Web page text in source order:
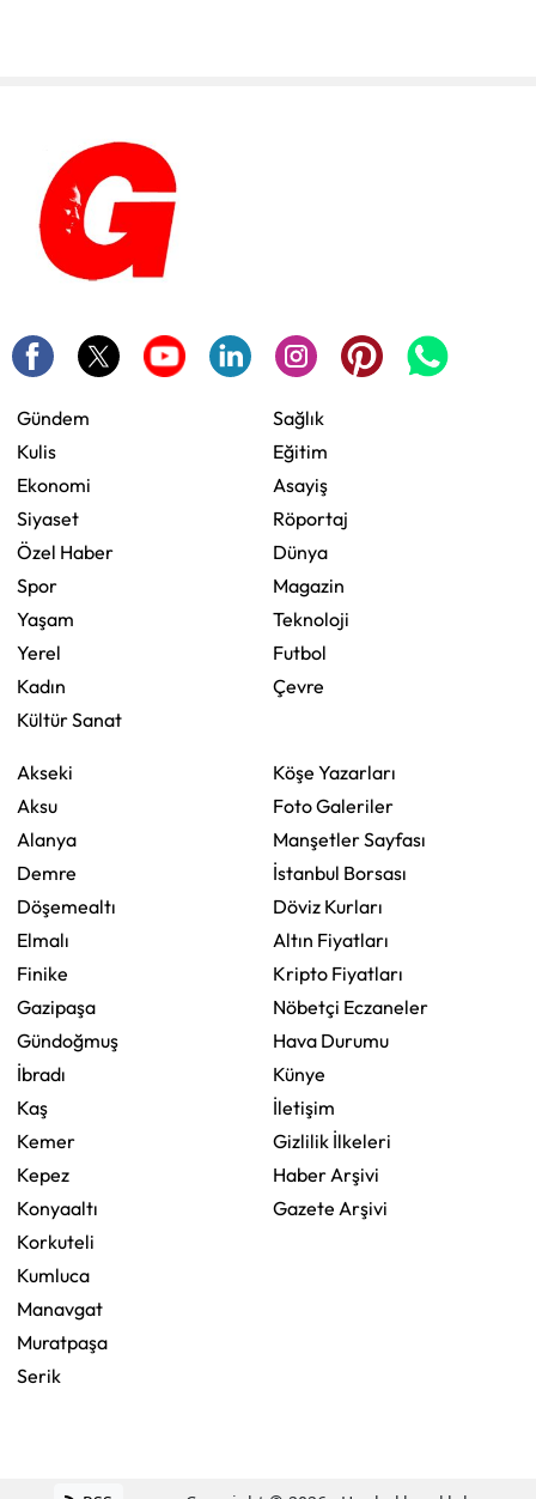
Gündem
Kulis
Ekonomi
Siyaset
Özel Haber
Spor
Yaşam
Yerel
Kadın
Kültür Sanat
Sağlık
Eğitim
Asayiş
Röportaj
Dünya
Magazin
Teknoloji
Futbol
Çevre
Akseki
Aksu
Alanya
Demre
Döşemealtı
Elmalı
Finike
Gazipaşa
Gündoğmuş
İbradı
Kaş
Kemer
Kepez
Konyaaltı
Korkuteli
Kumluca
Manavgat
Muratpaşa
Serik
Köşe Yazarları
Foto Galeriler
Manşetler Sayfası
İstanbul Borsası
Döviz Kurları
Altın Fiyatları
Kripto Fiyatları
Nöbetçi Eczaneler
Hava Durumu
Künye
İletişim
Gizlilik İlkeleri
Haber Arşivi
Gazete Arşivi